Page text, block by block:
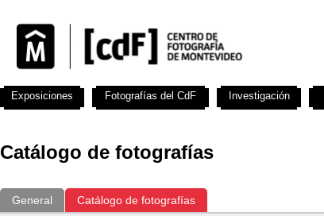
Catálogo de fotografías
General Catálogo de fotografías
Exposiciones Fotografías del CdF Investigación